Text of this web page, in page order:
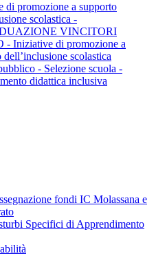
di promozione a supporto
scolastica -
VINCITORI
- Iniziative di promozione a
dell’inclusione scolastica
- Selezione scuola -
didattica inclusiva
fondi IC Molassana e
Specifici di Apprendimento